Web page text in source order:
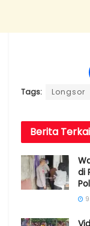
Tags: Longsor
Berita
di